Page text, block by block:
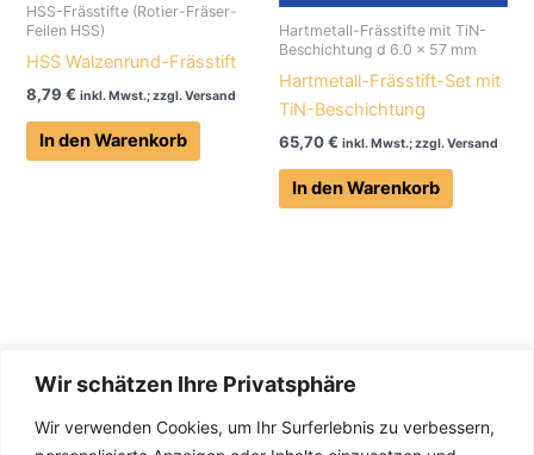
Wir schätzen Ihre Privatsphäre
Wir verwenden Cookies, um Ihr Surferlebnis zu verbessern,
HSS-Frässtifte (Rotier-Fräser-
Feilen HSS)
HSS Walzenrund-Frässtift
8,79€ inkl. Mwst.; zzgl. Versand
In den Warenkorb
Hartmetall-Frässtifte mit TiN-
Beschichtung d 6.0 x 57 mm
Hartmetall-Frässtift-Set mit
TiN-Beschichtung
65,70€ inkl. Mwst.; zzgl. Versand
In den Warenkorb